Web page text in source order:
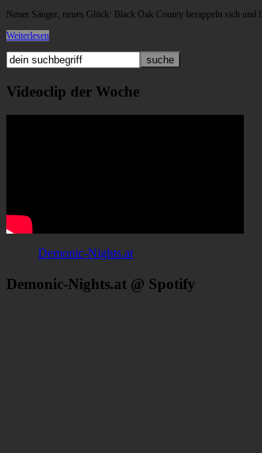
Neuer Sänger, neues Glück: Black Oak County berappeln sich
Weiterlesen
Videoclip der Woche
Demonic-Nights.at
Demonic-Nights.at @ Spotify